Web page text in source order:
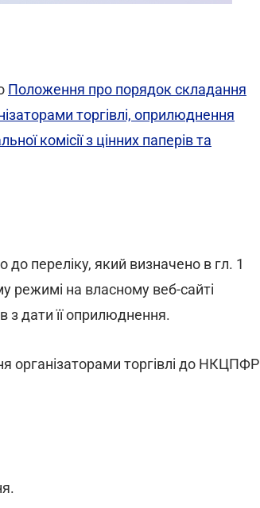
Положення про порядок складання
торгівлі, оприлюднення
комісії з цінних паперів та
переліку, який визначено в гл. 1
режимі на власному веб-сайті
з дати її оприлюднення.
організаторами торгівлі до НКЦПФР